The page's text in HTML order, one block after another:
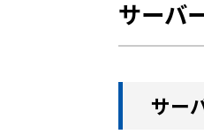
サーバ
サー